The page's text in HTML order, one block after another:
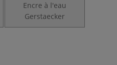
Encre à l'eau
Gerstaecker